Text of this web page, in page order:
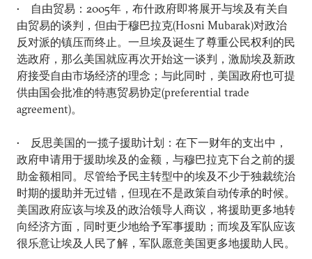
• 自由贸易：2005年，布什政府即将展开与埃及有关自
由贸易的谈判，但由于穆巴拉克(Hosni Mubarak)对政治
反对派的镇压而终止。一旦埃及诞生了尊重公民权利的民
选政府，那么美国就应再次开始这一谈判，激励埃及新政
府接受自由市场经济的理念；与此同时，美国政府也可提
供由国会批准的特惠贸易协定(preferential trade
agreement)。
• 反思美国的一揽子援助计划：在下一财年的支出中，
政府申请用于援助埃及的金额，与穆巴拉克下台之前的援
助金额相同。尽管给予民主转型中的埃及不少于独裁统治
时期的援助并无过错，但现在不是政策自动传承的时候。
美国政府应该与埃及的政治领导人商议，将援助更多地转
向经济方面，同时更少地给予军事援助；而埃及军队应该
很乐意让埃及人民了解，军队愿意美国更多地援助人民。